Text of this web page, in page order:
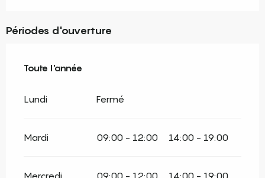
Périodes d'ouverture
Toute l'année
Toute l'année
Lundi Fermé
Mardi 09:00 - 12:00 14:00 - 19:00
Mercredi 09:00 - 12:00 14:00 - 19:00